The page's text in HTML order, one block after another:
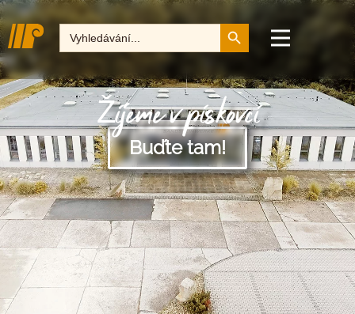
Hledat: Tlačítko pro
Žijeme v pískovci
Buďte tam!